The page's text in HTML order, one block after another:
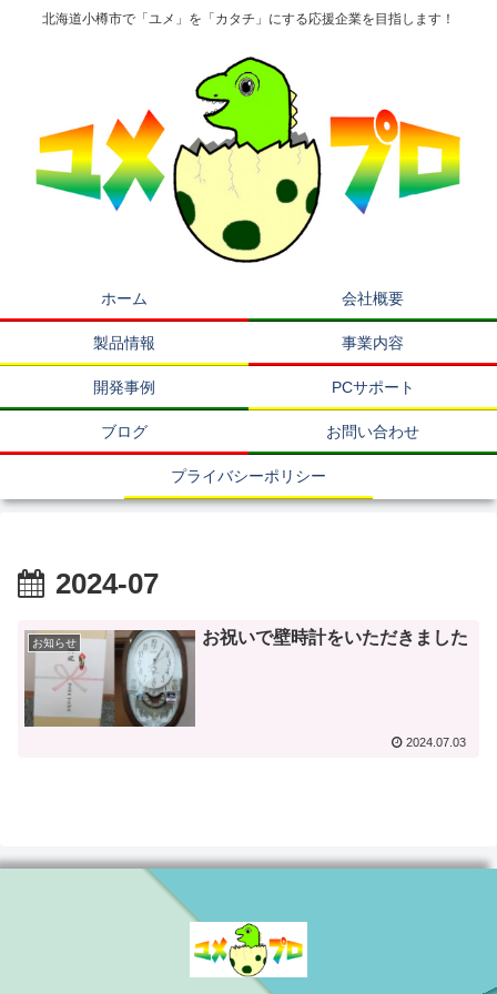
北海道小樽市で「ユメ」を「カタチ」にする応援企業を目指します！
ホーム 会社概要
製品情報 事業内容
開発事例 PCサポート
ブログ お問い合わせ
プライバシーポリシー
2024-07
お知らせ お祝いで壁時計をいただきました
2024.07.03